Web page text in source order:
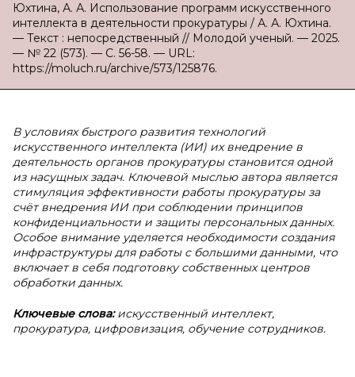
Юхтина, А. А. Использование программ искусственного
интеллекта в деятельности прокуратуры / А. А. Юхтина.
— Текст : непосредственный // Молодой ученый. — 2025.
— № 22 (573). — С. 56-58. — URL:
https://moluch.ru/archive/573/125876.
В условиях быстрого развития технологий
искусственного интеллекта (ИИ) их внедрение в
деятельность органов прокуратуры становится одной
из насущных задач. Ключевой мыслью автора является
стимуляция эффективности работы прокуратуры за
счёт внедрения ИИ при соблюдении принципов
конфиденциальности и защиты персональных данных.
Особое внимание уделяется необходимости создания
инфраструктуры для работы с большими данными, что
включает в себя подготовку собственных центров
обработки данных.
Ключевые слова:искусственный интеллект,
прокуратура, цифровизация, обучение сотрудников.